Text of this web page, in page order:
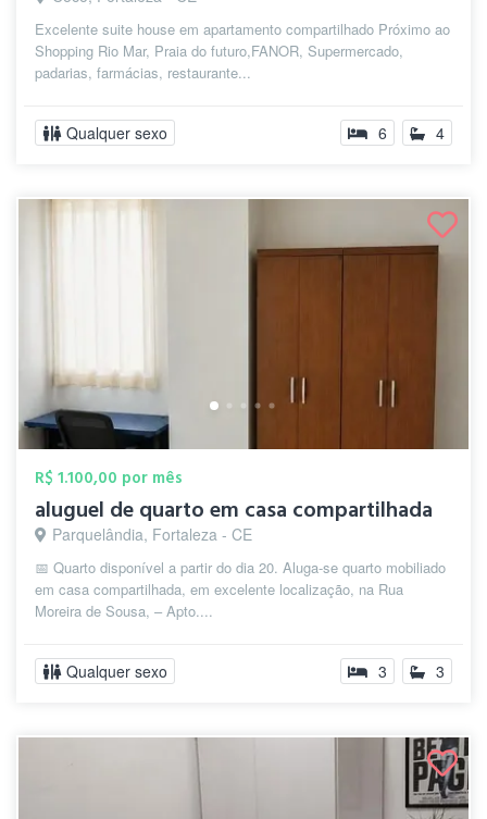
Excelente suite house em apartamento compartilhado Próximo ao
Shopping Rio Mar, Praia do futuro,FANOR, Supermercado,
padarias, farmácias, restaurante...
Qualquer sexo 6 4
R$ 1.100,00 por mês
aluguel de quarto em casa compartilhada
Parquelândia, Fortaleza - CE
📅 Quarto disponível a partir do dia 20. Aluga-se quarto mobiliado
em casa compartilhada, em excelente localização, na Rua
Moreira de Sousa, – Apto....
Qualquer sexo 3 3